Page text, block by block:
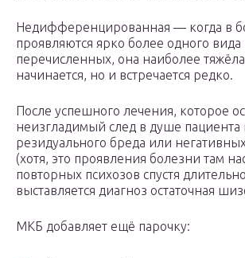
Недифференцированная — когда в
проявляются ярко более одного вида
перечисленных, она наиболее
начинается, но и встречается редко.
После успешного лечения, которое
неизгладимый след в душе пациента
резидуального бреда или
(хотя, это проявления болезни там
повторных психозов спустя
выставляется диагноз остаточная
МКБ добавляет ещё парочку: